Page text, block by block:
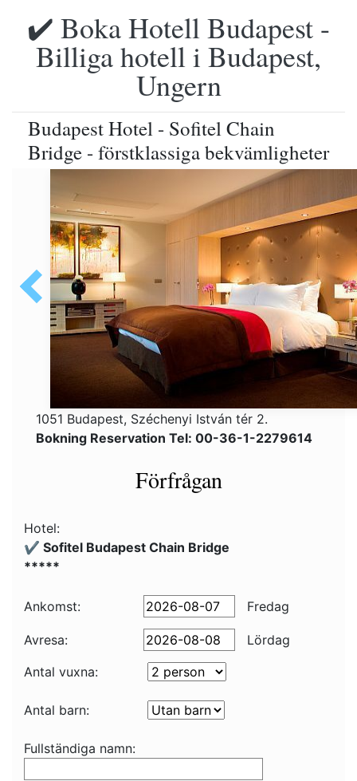
✔️ Boka Hotell Budapest -
Billiga hotell i Budapest,
Ungern
Budapest Hotel - Sofitel Chain
Bridge - förstklassiga bekvämligheter
1051 Budapest, Széchenyi István tér 2.
Bokning Reservation Tel: 00-36-1-2279614
Förfrågan
Hotel:
✔️ Sofitel Budapest Chain Bridge
*****
Ankomst: Fredag
Avresa:
Lördag
Antal vuxna:
Antal barn:
Fullständiga namn: